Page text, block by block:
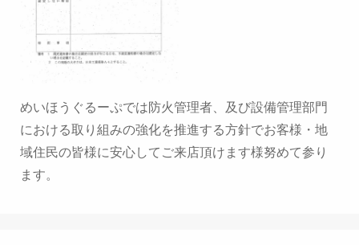
めいほうぐるーぷでは防火管理者、及び設備管理部門
における取り組みの強化を推進する方針でお客様・地
域住民の皆様に安心してご来店頂けます様努めて参り
ます。